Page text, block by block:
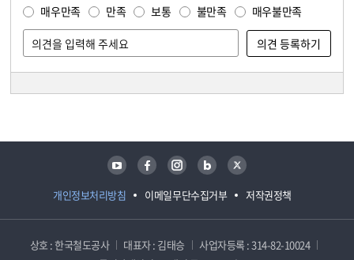
매우만족 만족 보통 불만족 매우불만족
개인정보처리방침 이메일무단수집거부 저작권정책
유튜브 페이스북 인스타그램 블로그 트위터
상호 : 한국철도공사 대표자 : 김태승
사업자등록 : 314-82-10024